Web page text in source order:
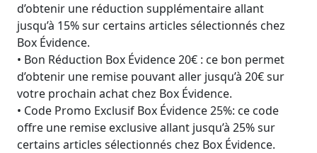
d’obtenir une réduction supplémentaire allant
jusqu’à 15% sur certains articles sélectionnés chez
Box Évidence.
• Bon Réduction Box Évidence 20€ : ce bon permet
d’obtenir une remise pouvant aller jusqu’à 20€ sur
votre prochain achat chez Box Évidence.
• Code Promo Exclusif Box Évidence 25%: ce code
offre une remise exclusive allant jusqu’à 25% sur
certains articles sélectionnés chez Box Évidence.